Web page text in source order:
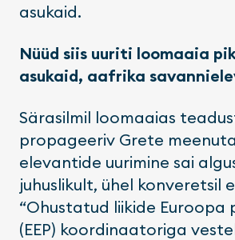
asukaid.
Nüüd siis uuriti loomaaia
asukaid, aafrika
Särasilmil loomaaias
propageeriv Grete
elevantide uurimine sai
juhuslikult, ühel konveretsil
“Ohustatud liikide Euroopa
(EEP) koordinaatoriga